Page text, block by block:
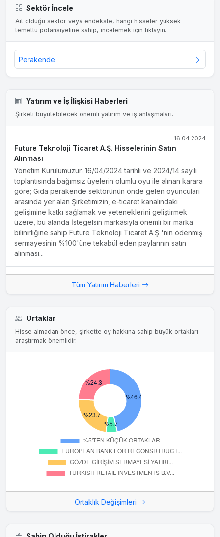
Sektör İncele
Ait olduğu sektör veya endekste, hangi hisseler yüksek
temettü potansiyeline sahip, incelemek için tıklayın.
Perakende
Yatırım ve İş İlişkisi Haberleri
Şirketi büyütebilecek önemli yatırım ve iş anlaşmaları.
16.04.2024
Future Teknoloji Ticaret A.Ş. Hisselerinin Satın
Alınması
Yönetim Kurulumuzun 16/04/2024 tarihli ve 2024/14 sayılı
toplantısında bağımsız üyelerin olumlu oyu ile alınan karara
göre; Gıda perakende sektörünün önde gelen oyuncuları
arasında yer alan Şirketimizin, e-ticaret kanalındaki
gelişimine katkı sağlamak ve yeteneklerini geliştirmek
üzere, bu alanda İstegelsin markasıyla önemli bir marka
bilinirliğine sahip Future Teknoloji Ticaret A.Ş 'nin ödenmiş
sermayesinin %100'üne tekabül eden paylarının satın
alınması...
Tüm Yatırım Haberleri
Ortaklar
Hisse almadan önce, şirkette oy hakkına sahip büyük ortakları
araştırmak önemlidir.
Ortaklık Değişimleri